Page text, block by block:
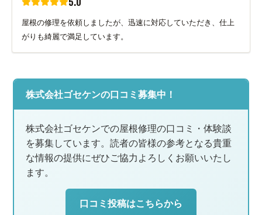
屋根の修理を依頼しましたが、迅速に対応していただき、仕上
がりも綺麗で満足しています。
株式会社ゴセケンの口コミ募集中！
株式会社ゴセケンでの屋根修理の口コミ・体験談
を募集しています。読者の皆様の参考となる貴重
な情報の提供にぜひご協力よろしくお願いいたし
ます。
口コミ投稿はこちらから